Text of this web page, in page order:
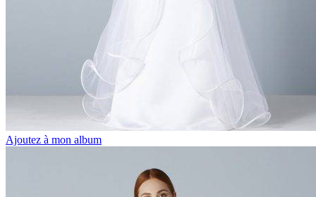
Ajoutez à mon album